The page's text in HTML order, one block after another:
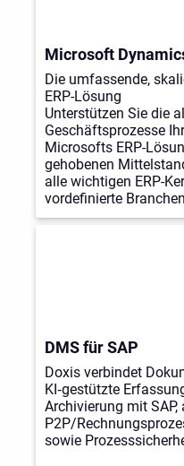
Microsoft
Die umfassende,
ERP-Lösung
Unterstützen Sie die
Geschäftsprozesse
Microsofts ERP-
gehobenen
alle wichtigen ERP-
vordefinierte
DMS für SAP
Doxis verbindet
KI‑gestützte
Archivierung mit
P2P/
sowie